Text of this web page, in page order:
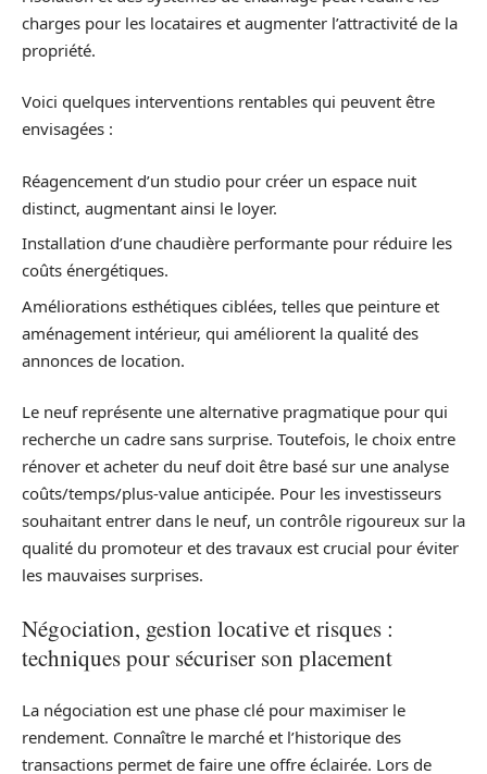
charges pour les locataires et augmenter l’attractivité de la
propriété.
Voici quelques interventions rentables qui peuvent être
envisagées :
Réagencement d’un studio pour créer un espace nuit
distinct, augmentant ainsi le loyer.
Installation d’une chaudière performante pour réduire les
coûts énergétiques.
Améliorations esthétiques ciblées, telles que peinture et
aménagement intérieur, qui améliorent la qualité des
annonces de location.
Le neuf représente une alternative pragmatique pour qui
recherche un cadre sans surprise. Toutefois, le choix entre
rénover et acheter du neuf doit être basé sur une analyse
coûts/temps/plus-value anticipée. Pour les investisseurs
souhaitant entrer dans le neuf, un contrôle rigoureux sur la
qualité du promoteur et des travaux est crucial pour éviter
les mauvaises surprises.
Négociation, gestion locative et risques :
techniques pour sécuriser son placement
La négociation est une phase clé pour maximiser le
rendement. Connaître le marché et l’historique des
transactions permet de faire une offre éclairée. Lors de